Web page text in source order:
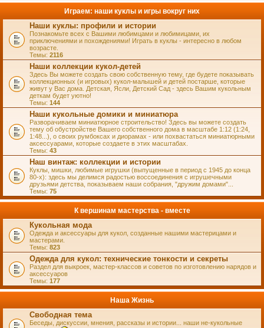
Играем: наши куклы и игры вокруг них
Наши куклы: профили и истории
Познакомьте всех с Вашими любимцами и любимицами, их
приключениями и похождениями! Играть в куклы - интересно в любом
возрасте.
Темы: 2116
Наши коллекции кукол-детей
Здесь Вы можете создать свою собственную тему, где будете показывать
коллекционных (и игровых) кукол-малышей и детей постарше, которые
живут у Вас дома. Детская, Ясли, Детский Сад - здесь Вашим кукольным
деткам будет уютно!
Темы: 144
Наши кукольные домики и миниатюра
Разворачиваем миниатюрное строительство! Здесь вы можете создать
тему об обустройстве Вашего собственного дома в масштабе 1:12 (1:24,
1:48...), о своих румбоксах и диорамах - или похвастаться миниатюрными
аксессуарами, которые создаете в этих масштабах.
Темы: 43
Наш винтаж: коллекции и истории
Куклы, мишки, любимые игрушки (выпущенные в период с 1945 до конца
80-х): здесь мы делимся радостью воссоединения с игрушечными
друзьями детства, показываем наши собрания, "дружим домами"...
Темы: 75
К вершинам мастерства - вместе
Кукольная мода
Одежда и аксессуары для кукол, созданные нашими мастерицами и
мастерами.
Темы: 823
Одежда для кукол: технические тонкости и секреты
Раздел для выкроек, мастер-классов и советов по изготовлению нарядов и
аксессуаров
Темы: 177
Наша Жизнь
Свободная тема
Беседы, дискуссии, мнения, рассказы и истории... наши не-кукольные